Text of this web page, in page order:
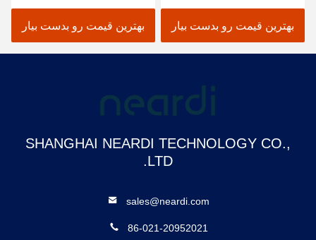
بدست بیار
ماژول LCB3568 Arm Com
بهترین قیمت رو بدست بیار
لینوکس اندروید
بهترین قیمت رو
SHANGHAI NEARDI TECHNOLOGY CO.,
LTD.
sales@neardi.com
86-021-20952021